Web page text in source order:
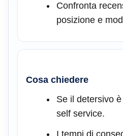
Confronta
posizione e
Cosa chiedere
Se il detersivo
self service.
I tempi di